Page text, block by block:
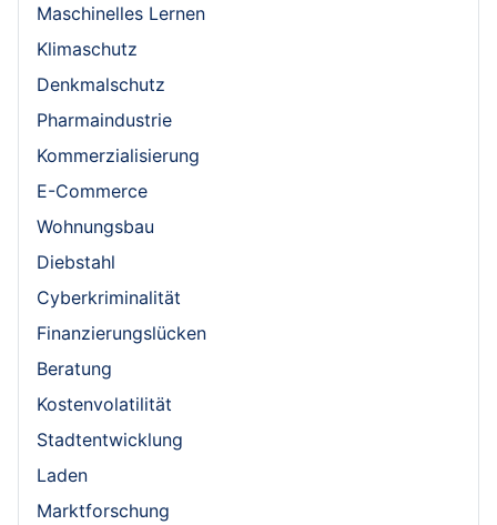
Maschinelles Lernen
Klimaschutz
Denkmalschutz
Pharmaindustrie
Kommerzialisierung
E-Commerce
Wohnungsbau
Diebstahl
Cyberkriminalität
Finanzierungslücken
Beratung
Kostenvolatilität
Stadtentwicklung
Laden
Marktforschung